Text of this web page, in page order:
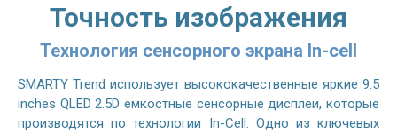
Точность изображения
Технология сенсорного экрана In-cell
SMARTY Trend использует высококачественные яркие 9.5
inches QLED 2.5D емкостные сенсорные дисплеи, которые
производятся по технологии In-Cell. Одно из ключевых